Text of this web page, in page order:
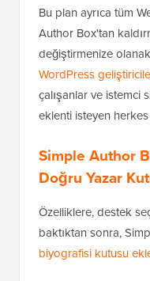
Bu plan ayrıca tüm
Author Box'tan
değiştirmenize
WordPress
çalışanlar ve istemci
eklenti isteyen
Simple Author
Doğru Yazar
Özelliklere, destek
baktıktan sonra,
biyografisi kutusu